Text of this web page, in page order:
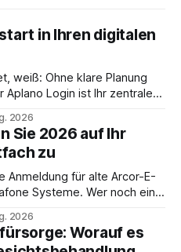
in Ihren digitalen
weiß: Ohne klare Planung
Login ist Ihr zentraler
kommunikation rund um
In diesem Leitfaden
reibungslosen Einstieg
2026
Sie 2026 auf Ihr
zu
Systeme. Wer noch eine
Vodafone E-Mail & Cloud
Login über mail.
2026
Worauf es